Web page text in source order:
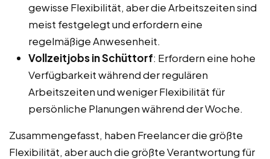
gewisse Flexibilität, aber die Arbeitszeiten sind
meist festgelegt und erfordern eine
regelmäßige Anwesenheit.
Vollzeitjobs in Schüttorf: Erfordern eine hohe
Verfügbarkeit während der regulären
Arbeitszeiten und weniger Flexibilität für
persönliche Planungen während der Woche.
Zusammengefasst, haben Freelancer die größte
Flexibilität, aber auch die größte Verantwortung für